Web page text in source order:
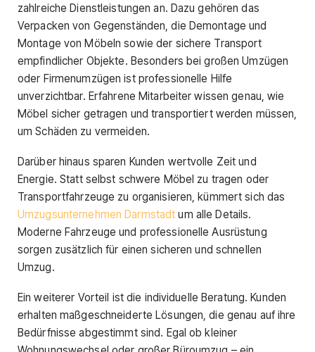
zahlreiche Dienstleistungen an. Dazu gehören das
Verpacken von Gegenständen, die Demontage und
Montage von Möbeln sowie der sichere Transport
empfindlicher Objekte. Besonders bei großen Umzügen
oder Firmenumzügen ist professionelle Hilfe
unverzichtbar. Erfahrene Mitarbeiter wissen genau, wie
Möbel sicher getragen und transportiert werden müssen,
um Schäden zu vermeiden.
Darüber hinaus sparen Kunden wertvolle Zeit und
Energie. Statt selbst schwere Möbel zu tragen oder
Transportfahrzeuge zu organisieren, kümmert sich das
Umzugsunternehmen Darmstadt um alle Details.
Moderne Fahrzeuge und professionelle Ausrüstung
sorgen zusätzlich für einen sicheren und schnellen
Umzug.
Ein weiterer Vorteil ist die individuelle Beratung. Kunden
erhalten maßgeschneiderte Lösungen, die genau auf ihre
Bedürfnisse abgestimmt sind. Egal ob kleiner